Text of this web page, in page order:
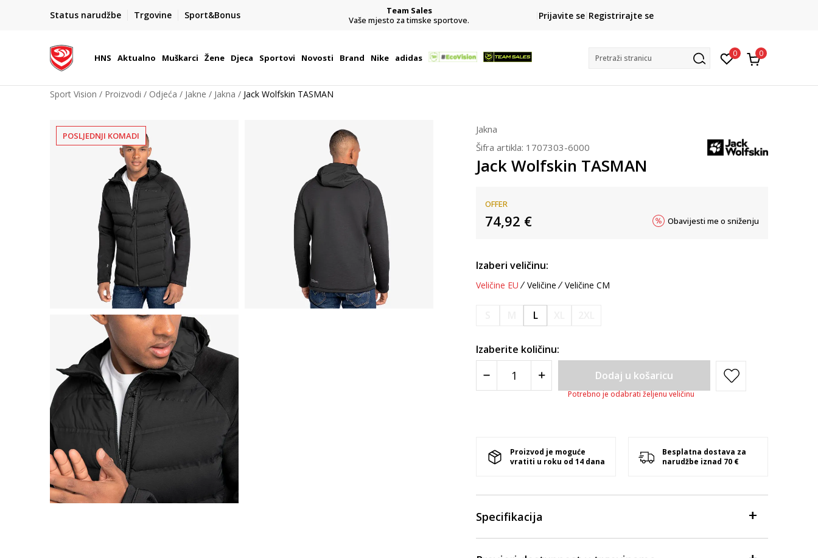
Status narudžbe Trgovine Sport&Bonus
BOX NOW
Dostava 1,50 €
| Više od 800 paketomata u Hrvatskoj
Team Sales
Vaše mjesto za timske sportove.
CLICK& COLLECT
besplatno preuzimanje u trgovini
Prijavite se Registrirajte se
HNS Aktualno Muškarci Žene Djeca Sportovi Novosti Brand Nike adidas Pretraži stranicu 0 0
Sport Vision Proizvodi Odjeća Jakne Jakna Jack Wolfskin TASMAN
POSLJEDNJI KOMADI
Jakna
Šifra artikla: 1707303-6000
Jack Wolfskin TASMAN
OFFER
74,92 € Obavijesti me o sniženju
Izaberi veličinu:
Veličine EU Veličine Veličine CM
L
Izaberite količinu:
Dodaj u košaricu
Potrebno je odabrati željenu veličinu
Proizvod je moguće
vratiti u roku od 14 dana
Besplatna dostava za
narudžbe iznad 70 €
Specifikacija